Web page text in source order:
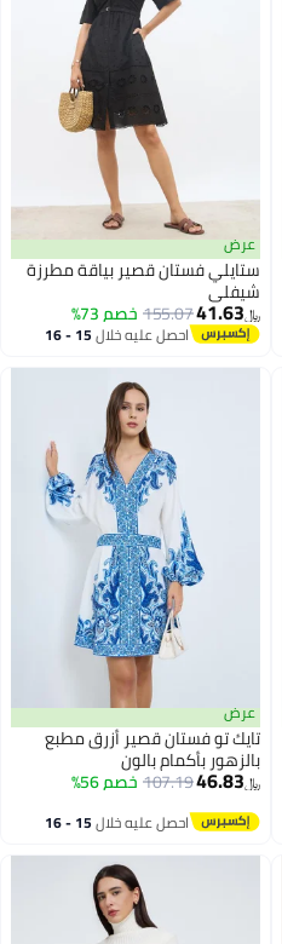
3
عرض
ستايلي فستان قصير بياقة مطرزة
شيفلي
﷼‏41.63
155.07خصم 73%
احصل عليه خلال 15 - 16
عرض
تايك تو فستان قصير أزرق مطبع
بالزهور بأكمام بالون
﷼‏46.83
107.19خصم 56%
احصل عليه خلال 15 - 16